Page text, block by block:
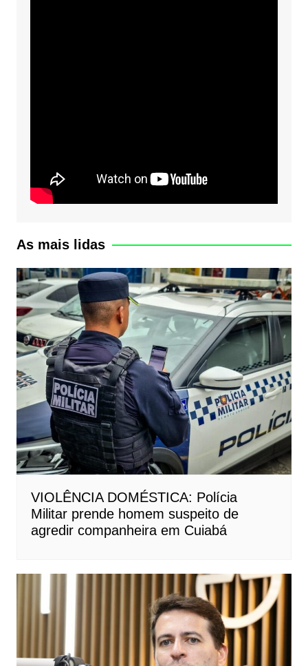
As mais lidas
VIOLÊNCIA DOMÉSTICA: Polícia
Militar prende homem suspeito de
agredir companheira em Cuiabá